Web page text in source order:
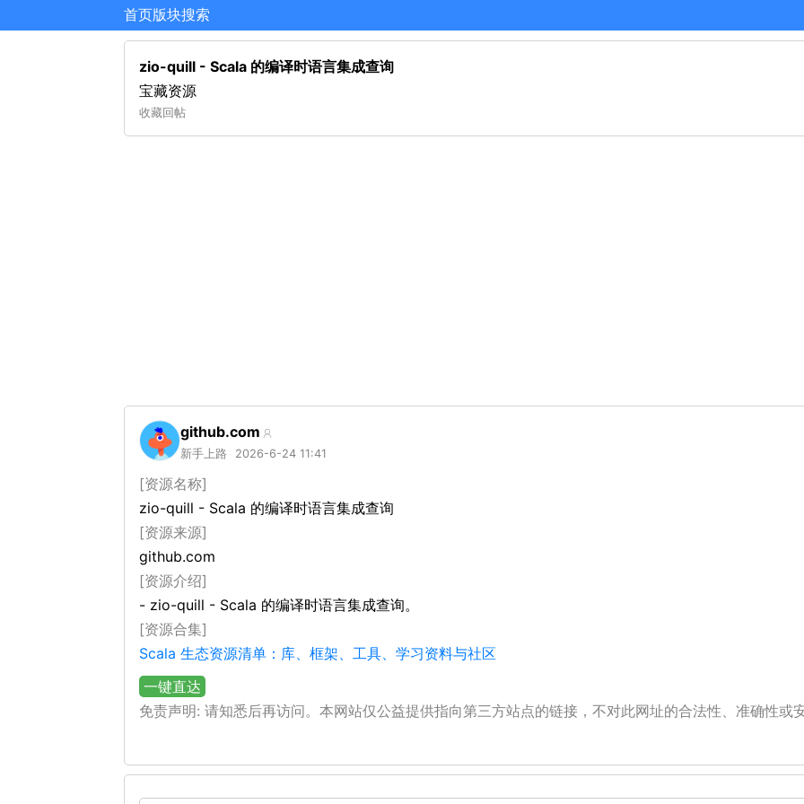
首页版块搜索
zio-quill - Scala 的编译时语言集成查询
宝藏资源
收藏回帖
github.com
新手上路 2026-6-24 11:41
[资源名称]
zio-quill - Scala 的编译时语言集成查询
[资源来源]
github.com
[资源介绍]
- zio-quill - Scala 的编译时语言集成查询。
[资源合集]
Scala 生态资源清单：库、框架、工具、学习资料与社区
一键直达
免责声明: 请知悉后再访问。本网站仅公益提供指向第三方站点的链接，不对此网址的合法性、准确性或